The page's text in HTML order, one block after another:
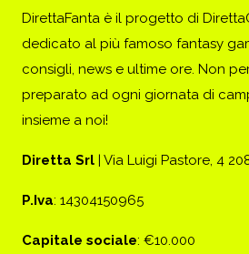
DirettaFanta è il progetto di
dedicato al più famoso fantasy
consigli, news e ultime ore. Non
preparato ad ogni giornata di
insieme a noi!
Diretta Srl | Via Luigi Pastore, 4
P.Iva: 14304150965
Capitale sociale: €10.000